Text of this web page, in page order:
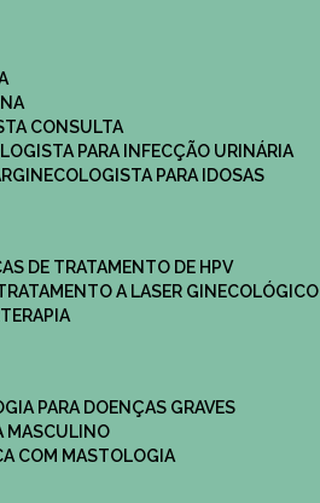
CONSULTA
PARA INFECÇÃO URINÁRIA
GINECOLOGISTA PARA IDOSAS
DE TRATAMENTO DE HPV
TRATAMENTO A LASER GINECOLÓGICO
PARA DOENÇAS GRAVES
MASCULINO
COM MASTOLOGIA